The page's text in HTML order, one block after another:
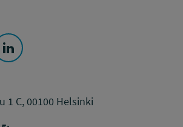
kohteessa: YouTube
kohteessa:
Seuraa Työsuojelurahasto kohteessa:
1 C, 00100 Helsinki